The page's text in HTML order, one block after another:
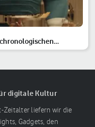
digitale Kultur
Zeitalter liefern wir die
Gadgets, den